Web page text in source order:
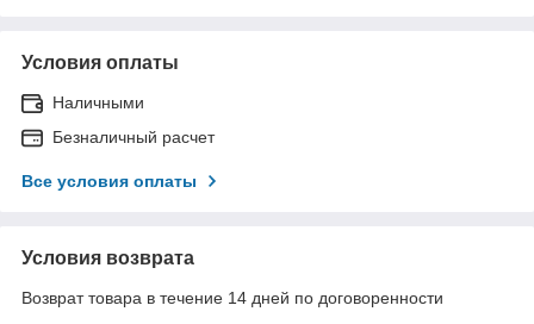
Условия оплаты
Наличными
Безналичный расчет
Все условия оплаты
Условия возврата
Возврат товара в течение 14 дней по договоренности